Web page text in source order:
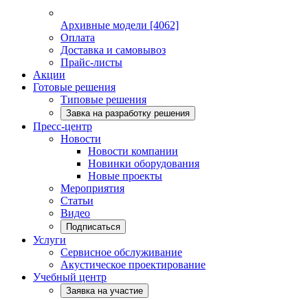
Архивные модели [4062]
Оплата
Доставка и самовывоз
Прайс-листы
Акции
Готовые решения
Типовые решения
Завка на разработку решения
Пресс-центр
Новости
Новости компании
Новинки оборудования
Новые проекты
Мероприятия
Статьи
Видео
Подписаться
Услуги
Сервисное обслуживание
Акустическое проектирование
Учебный центр
Заявка на участие